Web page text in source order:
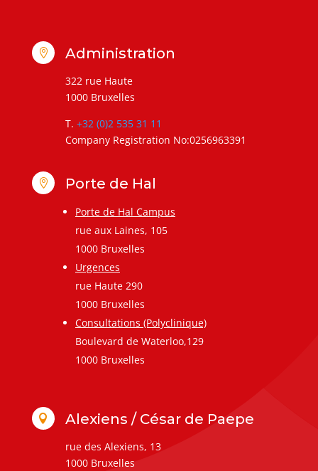
 Administration
322 rue Haute
1000 Bruxelles
T. +32 (0)2 535 31 11
Company Registration No:0256963391
 Porte de Hal
Porte de Hal Campus
rue aux Laines, 105
1000 Bruxelles
Urgences
rue Haute 290
1000 Bruxelles
Consultations (Polyclinique)
Boulevard de Waterloo,129
1000 Bruxelles
 Alexiens / César de Paepe
rue des Alexiens, 13
1000 Bruxelles